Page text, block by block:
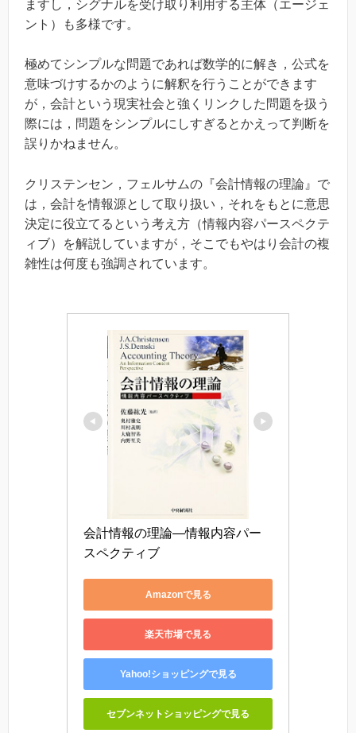
ますし，シグナルを受け取り利用する主体（エージェ
ント）も多様です。
極めてシンプルな問題であれば数学的に解き，公式を
意味づけするかのように解釈を行うことができます
が，会計という現実社会と強くリンクした問題を扱う
際には，問題をシンプルにしすぎるとかえって判断を
誤りかねません。
クリステンセン，フェルサムの『会計情報の理論』で
は，会計を情報源として取り扱い，それをもとに意思
決定に役立てるという考え方（情報内容パースペクテ
ィブ）を解説していますが，そこでもやはり会計の複
雑性は何度も強調されています。
会計情報の理論―情報内容パー
スペクティブ
Amazonで見る
楽天市場で見る
Yahoo!ショッピングで見る
セブンネットショッピングで見る